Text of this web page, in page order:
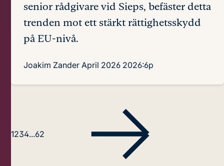
senior rådgivare vid Sieps, befäster detta
trenden mot ett stärkt rättighetsskydd
på EU-nivå.
Joakim Zander April 2026 2026:6p
1234...62